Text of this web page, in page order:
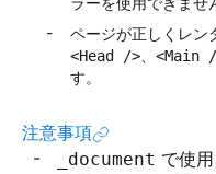
ページが正しくレン
<Head /> <Main
す。
注意事項
_document で使